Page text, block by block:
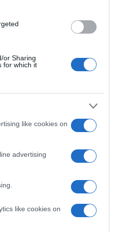
or Sharing
for which it
like cookies on
advertising
like cookies on
in
sta
po’ per
di
un’area
È stato
bello del
paesaggio
fiato
Non solo
c’è un’altra
conquista al
Non è quello
il vero
del Veneto